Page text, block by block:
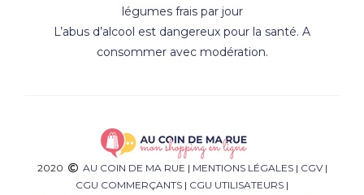
légumes frais par jour
L’abus d’alcool est dangereux pour la santé. A
consommer avec modération.
2020 AU COIN DE MA RUE | MENTIONS LÉGALES| CGV|
CGU COMMERÇANTS | CGU UTILISATEURS |